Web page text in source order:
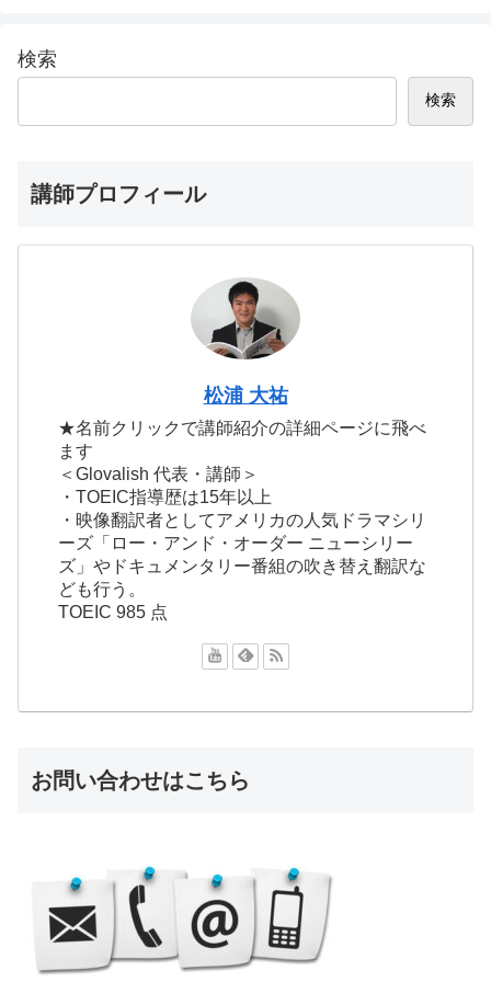
検索
検索
講師プロフィール
松浦 大祐
★名前クリックで講師紹介の詳細ページに飛べ
ます
＜Glovalish 代表・講師＞
・TOEIC指導歴は15年以上
・映像翻訳者としてアメリカの人気ドラマシリ
ーズ「ロー・アンド・オーダー ニューシリー
ズ」やドキュメンタリー番組の吹き替え翻訳な
ども行う。
TOEIC 985 点
お問い合わせはこちら